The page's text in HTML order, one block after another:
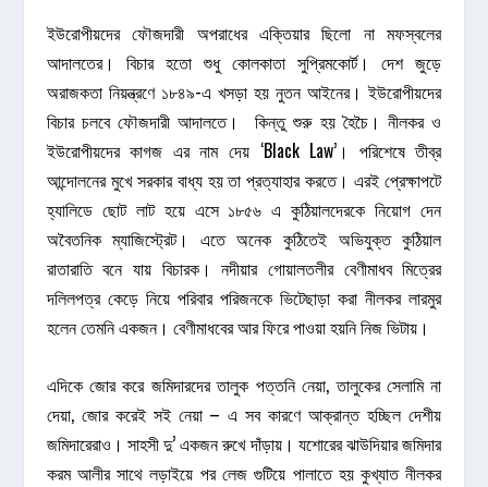
ইউরোপীয়দের ফৌজদারী অপরাধের এক্তিয়ার ছিলো না মফস্বলের
আদালতের। বিচার হতো শুধু কোলকাতা সুপ্রিমকোর্ট। দেশ জুড়ে
অরাজকতা নিয়ন্ত্রণে ১৮৪৯-এ খসড়া হয় নুতন আইনের। ইউরোপীয়দের
বিচার চলবে ফৌজদারী আদালতে। কিন্তু শুরু হয় হৈচৈ। নীলকর ও
ইউরোপীয়দের কাগজ এর নাম দেয় ‘Black Law’। পরিশেষে তীব্র
আন্দোলনের মুখে সরকার বাধ্য হয় তা প্রত্যাহার করতে। এরই প্রেক্ষাপটে
হ্যালিডে ছোট লাট হয়ে এসে ১৮৫৬ এ কুঠিয়ালদেরকে নিয়োগ দেন
অবৈতনিক ম্যাজিস্ট্রেট। এতে অনেক কুঠিতেই অভিযুক্ত কুঠিয়াল
রাতারাতি বনে যায় বিচারক। নদীয়ার গোয়ালতলীর বেণীমাধব মিত্রের
দলিলপত্র কেড়ে নিয়ে পরিবার পরিজনকে ভিটেছাড়া করা নীলকর লারমুর
হলেন তেমনি একজন। বেণীমাধবের আর ফিরে পাওয়া হয়নি নিজ ভিটায়।
এদিকে জোর করে জমিদারদের তালুক পত্তনি নেয়া, তালুকের সেলামি না
দেয়া, জোর করেই সই নেয়া – এ সব কারণে আক্রান্ত হচ্ছিল দেশীয়
জমিদারেরাও। সাহসী দু’ একজন রুখে দাঁড়ায়। যশোরের ঝাউদিয়ার জমিদার
করম আলীর সাথে লড়াইয়ে পর লেজ গুটিয়ে পালাতে হয় কুখ্যাত নীলকর